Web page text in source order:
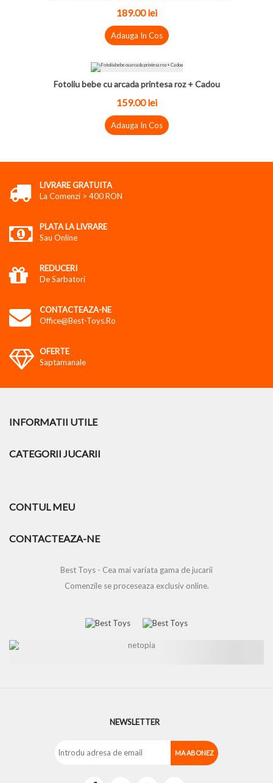
189.00lei
Adauga In Cos
Fotoliu bebe cu arcada printesa roz + Cadou
159.00lei
Adauga In Cos
LIVRARE GRATUITA
La Comenzi > 400 RON
PLATA LA LIVRARE
Sau Online
REDUCERI
De Sarbatori
CONTACTEAZA-NE
Office@best-Toys.ro
OFERTE
Saptamanale
INFORMATII UTILE
CATEGORII JUCARII
CONTUL MEU
CONTACTEAZA-NE
Best Toys - Cea mai variata gama de jucarii
Comenzile se proceseaza exclusiv online.
NEWSLETTER